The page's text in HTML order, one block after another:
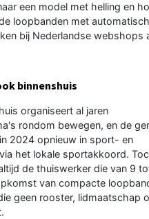
een model met helling en
loopbanden met
bij Nederlandse webshops
binnenshuis
organiseert al jaren
rondom bewegen, en de
2024 opnieuw in sport- en
het lokale sportakkoord.
de thuiswerker die van 9
van compacte
geen rooster, lidmaatschap